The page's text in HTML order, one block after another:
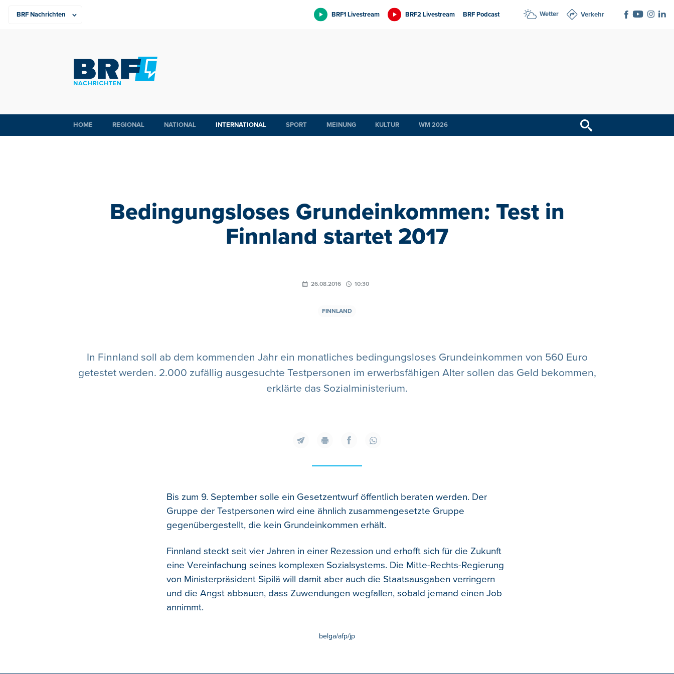
BRF1 Livestream BRF2 Livestream BRF Podcast Wetter Verkehr
HOME REGIONAL NATIONAL INTERNATIONAL SPORT MEINUNG KULTUR WM 2026
Bedingungsloses Grundeinkommen: Test in
Finnland startet 2017
26.08.2016 10:30
FINNLAND
In Finnland soll ab dem kommenden Jahr ein monatliches bedingungsloses Grundeinkommen von 560 Euro
getestet werden. 2.000 zufällig ausgesuchte Testpersonen im erwerbsfähigen Alter sollen das Geld bekommen,
erklärte das Sozialministerium.
Bis zum 9. September solle ein Gesetzentwurf öffentlich beraten werden. Der
Gruppe der Testpersonen wird eine ähnlich zusammengesetzte Gruppe
gegenübergestellt, die kein Grundeinkommen erhält.
Finnland steckt seit vier Jahren in einer Rezession und erhofft sich für die Zukunft
eine Vereinfachung seines komplexen Sozialsystems. Die Mitte-Rechts-Regierung
von Ministerpräsident Sipilä will damit aber auch die Staatsausgaben verringern
und die Angst abbauen, dass Zuwendungen wegfallen, sobald jemand einen Job
annimmt.
belga/afp/jp